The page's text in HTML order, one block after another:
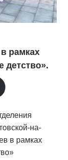
рамках
детство».
на-
в рамках